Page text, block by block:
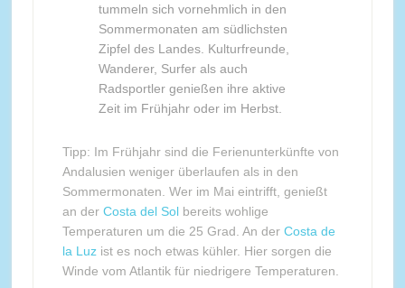
tummeln sich vornehmlich in den
Sommermonaten am südlichsten
Zipfel des Landes. Kulturfreunde,
Wanderer, Surfer als auch
Radsportler genießen ihre aktive
Zeit im Frühjahr oder im Herbst.
Tipp: Im Frühjahr sind die Ferienunterkünfte von
Andalusien weniger überlaufen als in den
Sommermonaten. Wer im Mai eintrifft, genießt
an der Costa del Solbereits wohlige
Temperaturen um die 25 Grad. An der Costa de
la Luzist es noch etwas kühler. Hier sorgen die
Winde vom Atlantik für niedrigere Temperaturen.